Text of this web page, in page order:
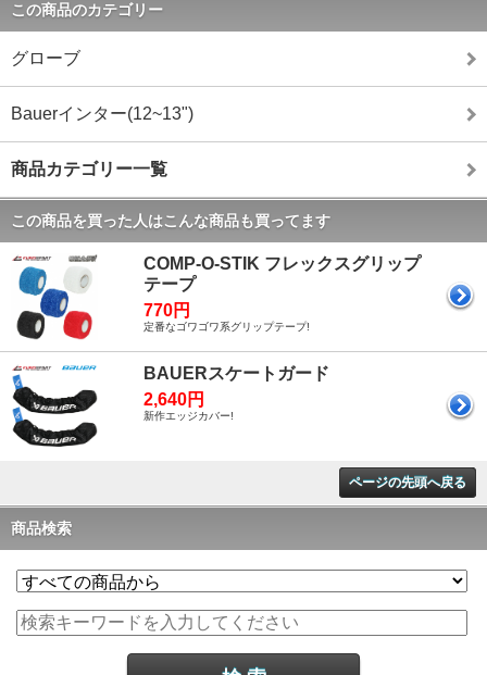
この商品のカテゴリー
グローブ
Bauerインター(12~13")
商品カテゴリー一覧
この商品を買った人はこんな商品も買ってます
COMP-O-STIK フレックスグリップ
テープ
770円
定番なゴワゴワ系グリップテープ!
BAUERスケートガード
2,640円
新作エッジカバー!
ページの先頭へ戻る
商品検索